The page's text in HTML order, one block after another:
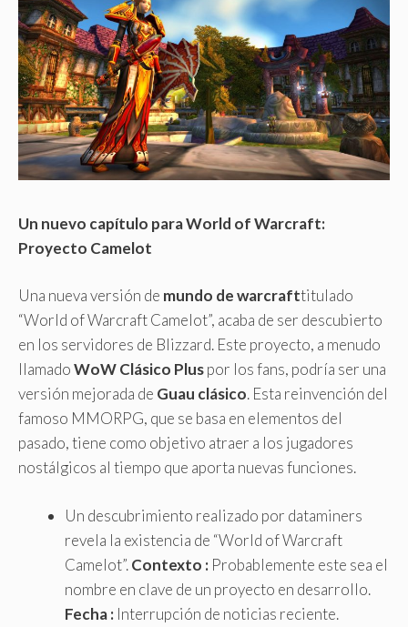
Un nuevo capítulo para World of Warcraft:
Proyecto Camelot
Una nueva versión de mundo de warcrafttitulado
“World of Warcraft Camelot”, acaba de ser descubierto
en los servidores de Blizzard. Este proyecto, a menudo
llamadoWoW Clásico Pluspor los fans, podría ser una
versión mejorada de Guau clásico. Esta reinvención del
famoso MMORPG, que se basa en elementos del
pasado, tiene como objetivo atraer a los jugadores
nostálgicos al tiempo que aporta nuevas funciones.
Un descubrimiento realizado por dataminers
revela la existencia de “World of Warcraft
Camelot”.Contexto : Probablemente este sea el
nombre en clave de un proyecto en desarrollo.
Fecha : Interrupción de noticias reciente.